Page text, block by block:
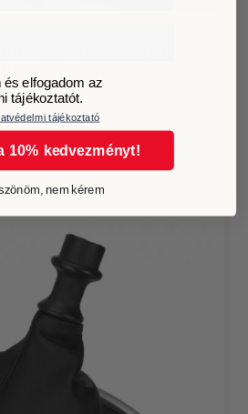
2 váltószoknya és
3.999Ft
és elfogadom az
tájékoztatót.
tájékoztató
10% kedvezményt!
nem kérem